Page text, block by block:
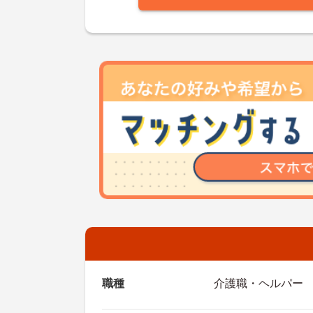
職種 介護職・ヘルパー